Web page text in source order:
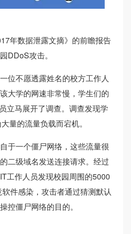
年数据泄露文摘》的前瞻报告
DDoS攻击。
位不愿透露姓名的校方工作人
大学的网速非常慢，学生们的
立马展开了调查。调查发现学
量的流量负载而宕机。
于一个僵尸网络，这些流量很
二级域名发送连接请求。经过
工作人员发现校园周围的5000
件感染，攻击者通过猜测默认
控僵尸网络的目的。